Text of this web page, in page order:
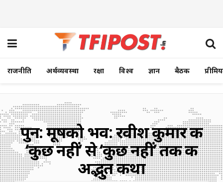
राजनीति अर्थव्यवस्था रक्षा विश्व ज्ञान बैठक
पुन: मूषको भव: रवीश कुमार की
‘कुछ नहीं’ से ‘कुछ नहीं’ तक की
अद्भुत कथा